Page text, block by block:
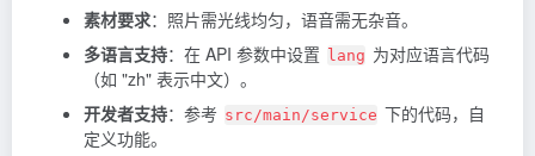
素材要求：照片需光线均匀，语音需无杂音。
多语言支持：在 API 参数中设置 lang 为对应语言代码
（如 "zh" 表示中文）。
开发者支持：参考 src/main/service 下的代码，自
定义功能。